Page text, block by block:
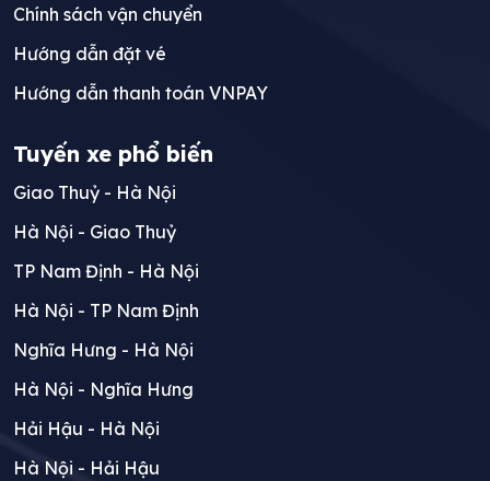
Chính sách vận chuyển
Hướng dẫn đặt vé
Hướng dẫn thanh toán VNPAY
Tuyến xe phổ biến
Giao Thuỷ - Hà Nội
Hà Nội - Giao Thuỷ
TP Nam Định - Hà Nội
Hà Nội - TP Nam Định
Nghĩa Hưng - Hà Nội
Hà Nội - Nghĩa Hưng
Hải Hậu - Hà Nội
Hà Nội - Hải Hậu